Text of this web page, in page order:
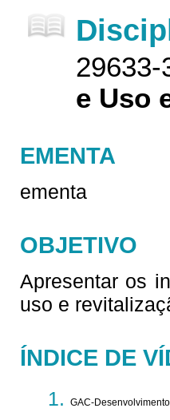
29633-
e Uso
EMENTA
ementa
OBJETIVO
Apresentar os
uso e
ÍNDICE DE
GAC-